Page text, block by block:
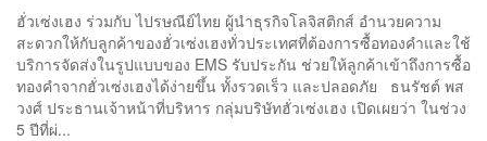
ฮั่วเซ่งเฮง ร่วมกับ ไปรษณีย์ไทย ผู้นำธุรกิจโลจิสติกส์ อำนวยความ
สะดวกให้กับลูกค้าของฮั่วเซ่งเฮงทั่วประเทศที่ต้องการซื้อทองคำและใช้
บริการจัดส่งในรูปแบบของ EMS รับประกัน ช่วยให้ลูกค้าเข้าถึงการซื้อ
ทองคำจากฮั่วเซ่งเฮงได้ง่ายขึ้น ทั้งรวดเร็ว และปลอดภัย ธนรัชต์ พส
วงศ์ ประธานเจ้าหน้าที่บริหาร กลุ่มบริษัทฮั่วเซ่งเฮง เปิดเผยว่า ในช่วง
5 ปีที่ผ่...